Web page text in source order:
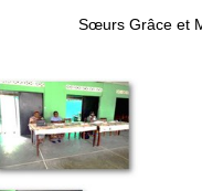
Sœurs Grâce et